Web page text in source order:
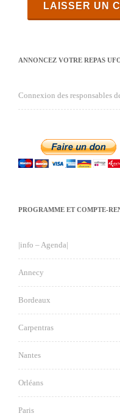
ANNONCEZ VOTRE REPAS
Connexion des responsables
PROGRAMME ET COMPTE-
|info – Agenda|
Annecy
Bordeaux
Carpentras
Nantes
Orléans
Paris